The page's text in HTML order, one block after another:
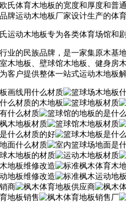
氏体育木地板的宽度和厚度和普
牌运动木地板厂家设计生产的体
运动木地板专为各类体育场馆和
业的民族品牌，是一家集原木
木地板、壁球馆木地板、健身房
客户提供整体一站式运动木地板